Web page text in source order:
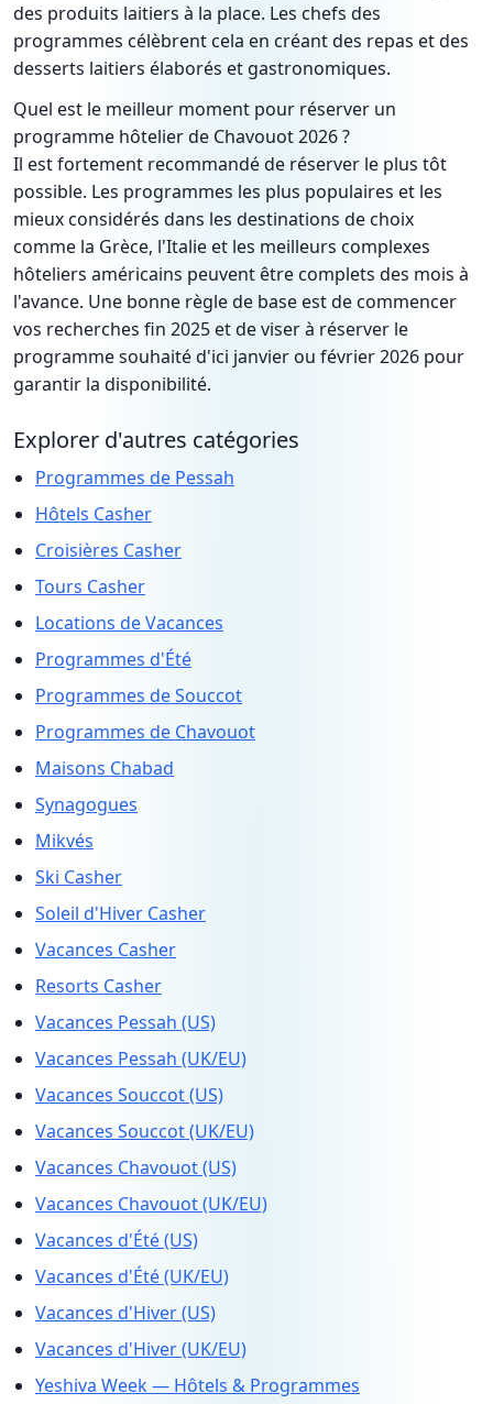
des produits laitiers à la place. Les chefs des
programmes célèbrent cela en créant des repas et des
desserts laitiers élaborés et gastronomiques.
Quel est le meilleur moment pour réserver un
programme hôtelier de Chavouot 2026 ?
Il est fortement recommandé de réserver le plus tôt
possible. Les programmes les plus populaires et les
mieux considérés dans les destinations de choix
comme la Grèce, l'Italie et les meilleurs complexes
hôteliers américains peuvent être complets des mois à
l'avance. Une bonne règle de base est de commencer
vos recherches fin 2025 et de viser à réserver le
programme souhaité d'ici janvier ou février 2026 pour
garantir la disponibilité.
Explorer d'autres catégories
Programmes de Pessah
Hôtels Casher
Croisières Casher
Tours Casher
Locations de Vacances
Programmes d'Été
Programmes de Souccot
Programmes de Chavouot
Maisons Chabad
Synagogues
Mikvés
Ski Casher
Soleil d'Hiver Casher
Vacances Casher
Resorts Casher
Vacances Pessah (US)
Vacances Pessah (UK/EU)
Vacances Souccot (US)
Vacances Souccot (UK/EU)
Vacances Chavouot (US)
Vacances Chavouot (UK/EU)
Vacances d'Été (US)
Vacances d'Été (UK/EU)
Vacances d'Hiver (US)
Vacances d'Hiver (UK/EU)
Yeshiva Week — Hôtels & Programmes